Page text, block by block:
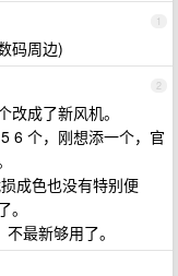
1
码周边)
2
成了新风机。
6 个，刚想添一个，官
成色也没有特别便
最新够用了。